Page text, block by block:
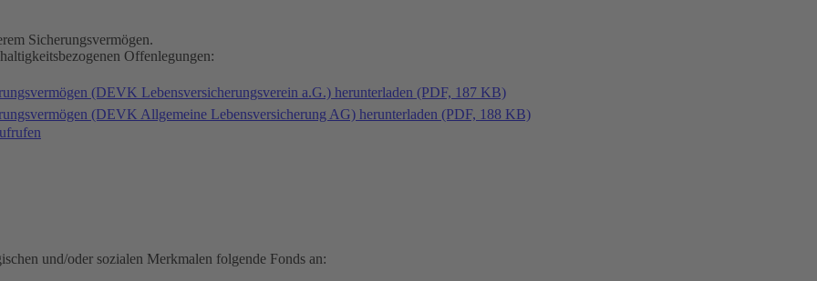
Sicherungsvermögen.
Offenlegungen:
(DEVK Lebensversicherungsverein a.G.) herunterladen (PDF, 187 KB)
(DEVK Allgemeine Lebensversicherung AG) herunterladen (PDF, 188 KB)
und/oder sozialen Merkmalen folgende Fonds an: